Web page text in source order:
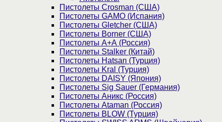
Пистолеты Crosman (США)
Пистолеты GAMO (Испания)
Пистолеты Gletcher (США)
Пистолеты Borner (США)
Пистолеты А+А (Россия)
Пистолеты Stalker (Китай)
Пистолеты Hatsan (Турция)
Пистолеты Kral (Турция)
Пистолеты DAISY (Япония)
Пистолеты Sig Sauer (Германия)
Пистолеты Аникс (Россия)
Пистолеты Ataman (Россия)
Пистолеты BLOW (Турция)